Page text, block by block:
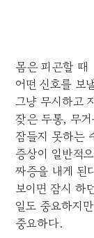
몸은 피곤할 때
어떤 신호를 보
그냥 무시하고
잦은 두통, 무
잠들지 못하는
증상이 일반적
짜증을 내게 된
보이면 잠시 하
일도 중요하지
중요하다.